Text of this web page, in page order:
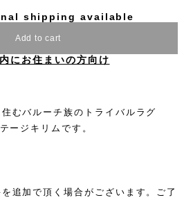
shipping available
Add to cart
にお住まいの方向け
むバルーチ族のトライバルラグ
ージキリムです。
追加で頂く場合がございます。ご了